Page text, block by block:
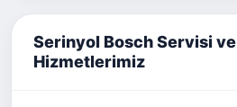
Serinyol Bosch Servisi
Hizmetlerimiz